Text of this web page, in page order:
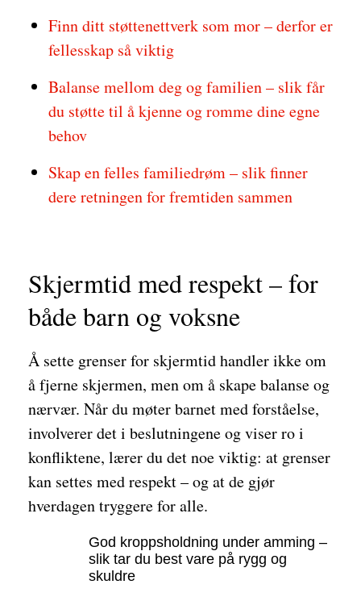
Finn ditt støttenettverk som mor – derfor er
fellesskap så viktig
Balanse mellom deg og familien – slik får
du støtte til å kjenne og romme dine egne
behov
Skap en felles familiedrøm – slik finner
dere retningen for fremtiden sammen
Skjermtid med respekt – for
både barn og voksne
Å sette grenser for skjermtid handler ikke om
å fjerne skjermen, men om å skape balanse og
nærvær. Når du møter barnet med forståelse,
involverer det i beslutningene og viser ro i
konfliktene, lærer du det noe viktig: at grenser
kan settes med respekt – og at de gjør
hverdagen tryggere for alle.
God kroppsholdning under amming –
slik tar du best vare på rygg og
skuldre